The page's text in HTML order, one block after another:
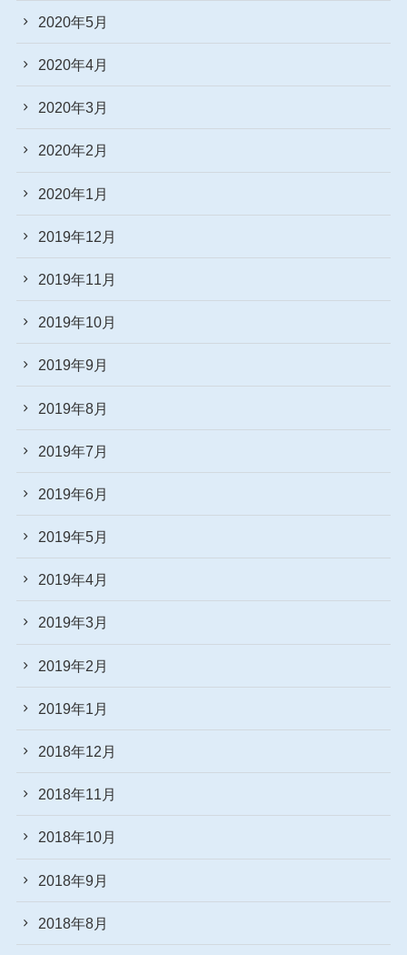
2020年5月
2020年4月
2020年3月
2020年2月
2020年1月
2019年12月
2019年11月
2019年10月
2019年9月
2019年8月
2019年7月
2019年6月
2019年5月
2019年4月
2019年3月
2019年2月
2019年1月
2018年12月
2018年11月
2018年10月
2018年9月
2018年8月